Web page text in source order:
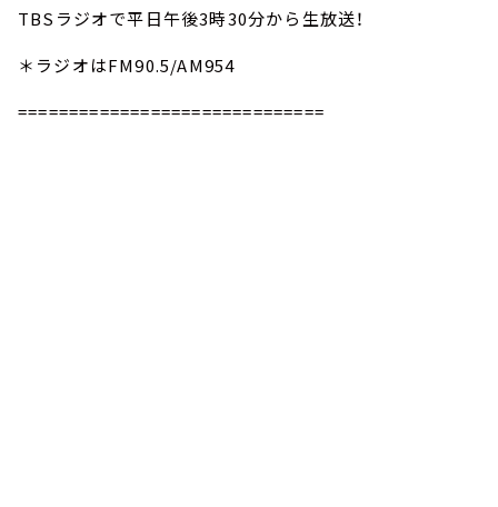
TBSラジオで平日午後3時30分から生放送！
＊ラジオはFM90.5/AM954
==============================